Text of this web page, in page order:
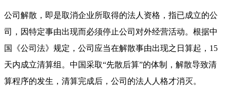
公司解散，即是取消企业所取得的法人资格，指已成立的公
司，因特定事由出现而必须停止公司对外经营活动。根据中
国《公司法》规定，公司应当在解散事由出现之日算起，15
天内成立清算组。中国采取“先散后算”的体制，解散导致清
算程序的发生，清算完成后，公司的法人人格才消灭。